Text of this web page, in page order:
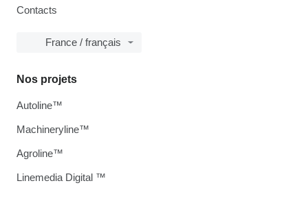
Contacts
France / français
Nos projets
Autoline™
Machineryline™
Agroline™
Linemedia Digital ™